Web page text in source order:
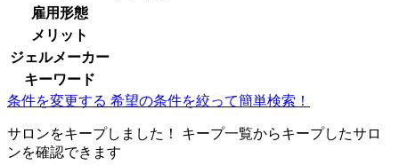
雇用形態
メリット
ジェルメーカー
キーワード
条件を変更する 希望の条件を絞って簡単検索！
サロンをキープしました！ キープ一覧からキープしたサロ
ンを確認できます